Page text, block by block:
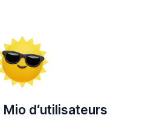
Mio d‘utilisateurs